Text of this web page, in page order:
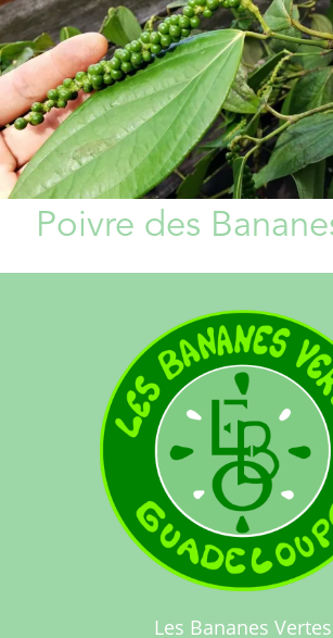
Poivre des
Les Bananes Vertes